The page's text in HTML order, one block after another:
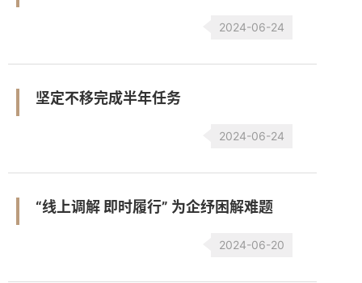
2024-06-24
坚定不移完成半年任务
2024-06-24
“线上调解 即时履行” 为企纾困解难题
2024-06-20